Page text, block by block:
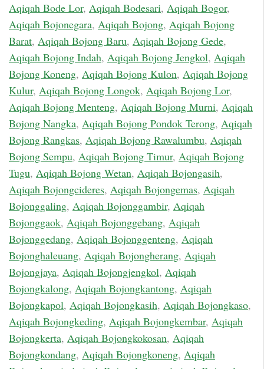
Aqiqah Bode Lor, Aqiqah Bodesari, Aqiqah Bogor,
Aqiqah Bojonegara, Aqiqah Bojong, Aqiqah Bojong
Barat, Aqiqah Bojong Baru, Aqiqah Bojong Gede,
Aqiqah Bojong Indah, Aqiqah Bojong Jengkol, Aqiqah
Bojong Koneng, Aqiqah Bojong Kulon, Aqiqah Bojong
Kulur, Aqiqah Bojong Longok, Aqiqah Bojong Lor,
Aqiqah Bojong Menteng, Aqiqah Bojong Murni, Aqiqah
Bojong Nangka, Aqiqah Bojong Pondok Terong, Aqiqah
Bojong Rangkas, Aqiqah Bojong Rawalumbu, Aqiqah
Bojong Sempu, Aqiqah Bojong Timur, Aqiqah Bojong
Tugu, Aqiqah Bojong Wetan, Aqiqah Bojongasih,
Aqiqah Bojongcideres, Aqiqah Bojongemas, Aqiqah
Bojonggaling, Aqiqah Bojonggambir, Aqiqah
Bojonggaok, Aqiqah Bojonggebang, Aqiqah
Bojonggedang, Aqiqah Bojonggenteng, Aqiqah
Bojonghaleuang, Aqiqah Bojongherang, Aqiqah
Bojongjaya, Aqiqah Bojongjengkol, Aqiqah
Bojongkalong, Aqiqah Bojongkantong, Aqiqah
Bojongkapol, Aqiqah Bojongkasih, Aqiqah Bojongkaso,
Aqiqah Bojongkeding, Aqiqah Bojongkembar, Aqiqah
Bojongkerta, Aqiqah Bojongkokosan, Aqiqah
Bojongkondang, Aqiqah Bojongkoneng, Aqiqah